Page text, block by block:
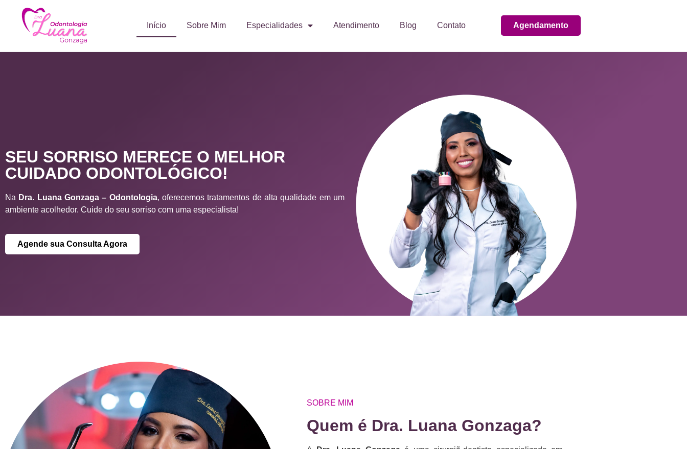
Início Sobre Mim Especialidades Atendimento Blog Contato Agendamento
SEU SORRISO MERECE O MELHOR
CUIDADO ODONTOLÓGICO!​
Na Dra. Luana Gonzaga – Odontologia, oferecemos tratamentos de alta qualidade em um
ambiente acolhedor. Cuide do seu sorriso com uma especialista!
Agende sua Consulta Agora
SOBRE MIM
Quem é Dra. Luana Gonzaga?